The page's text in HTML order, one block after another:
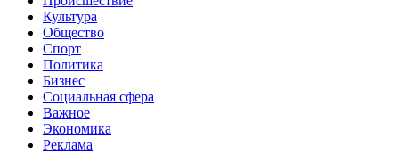
Культура
Общество
Спорт
Политика
Бизнес
Социальная сфера
Важное
Экономика
Реклама